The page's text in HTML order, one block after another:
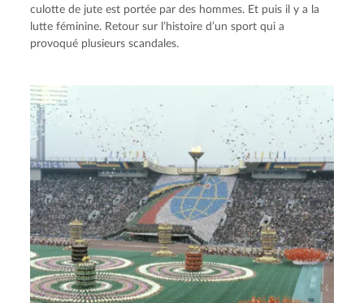
culotte de jute est portée par des hommes. Et puis il y a la
lutte féminine. Retour sur l’histoire d’un sport qui a
provoqué plusieurs scandales.